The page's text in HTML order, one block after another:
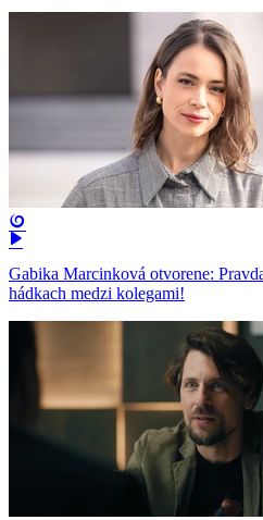
Gabika Marcinková otvorene:
hádkach medzi kolegami!